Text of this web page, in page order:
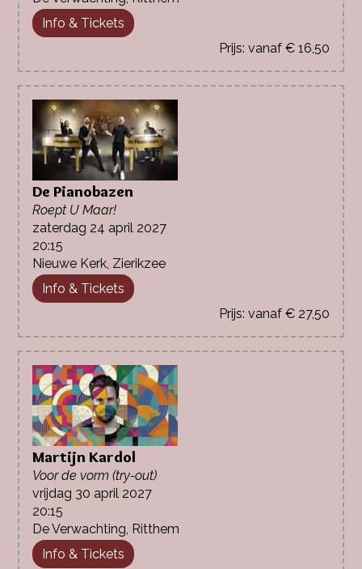
Info & Tickets
vanaf € 16,50
De Pianobazen
Roept U Maar!
zaterdag 24 april 2027
20:15
Nieuwe Kerk, Zierikzee
Info & Tickets
vanaf € 27,50
Martijn Kardol
Voor de vorm (try-out)
vrijdag 30 april 2027
20:15
De Verwachting, Ritthem
Info & Tickets